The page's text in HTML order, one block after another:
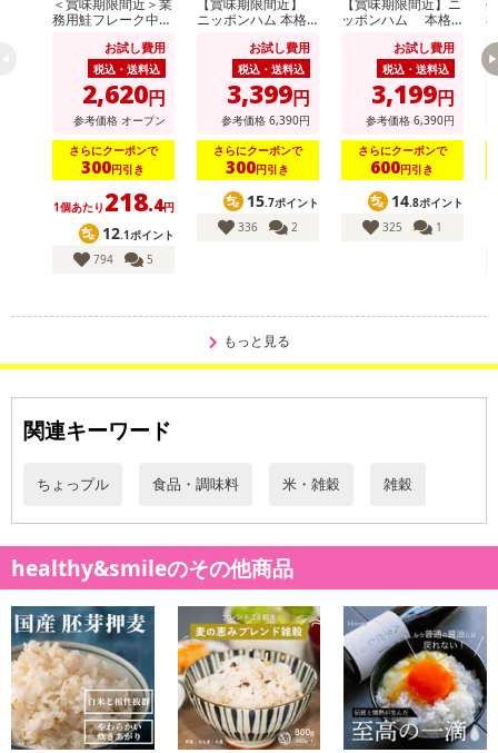
務用鮭フレーク中骨
お試し費用
税込・送料込
2,620円
参考価格 オープン
さらにクーポンで
300円引き
1個あたり 218.4円
12.1ポイント
794
5
ニッポンハム 本格
お試し費用
税込・送料込
3,399円
参考価格 6,390円
さらにクーポンで
300円引き
15.7ポイント
336
2
ッポンハム 本格
お試し費用
税込・送料込
3,199円
参考価格 6,390円
さらにクーポンで
600円引き
14.8ポイント
325
1
もっと見る
関連キーワード
ちょっプル 食品・調味料 米・雑穀 雑穀
healthy&smileのその他商品